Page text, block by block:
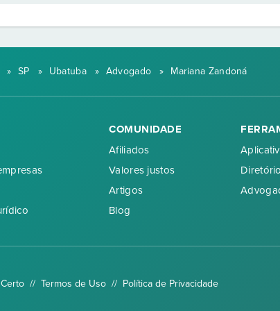
» SP » Ubatuba » Advogado » Mariana Zandoná
COMUNIDADE
Afiliados
Valores justos
Artigos
Blog
// Termos de Uso// Política de Privacidade